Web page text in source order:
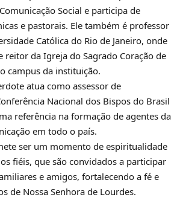
Social e participa de
e pastorais. Ele também é professor
Católica do Rio de Janeiro, onde
reitor da Igreja do Sagrado Coração de
campus da instituição.
atua como assessor de
Nacional dos Bispos do Brasil
referência na formação de agentes da
em todo o país.
ser um momento de espiritualidade
fiéis, que são convidados a participar
e amigos, fortalecendo a fé e
de Nossa Senhora de Lourdes.